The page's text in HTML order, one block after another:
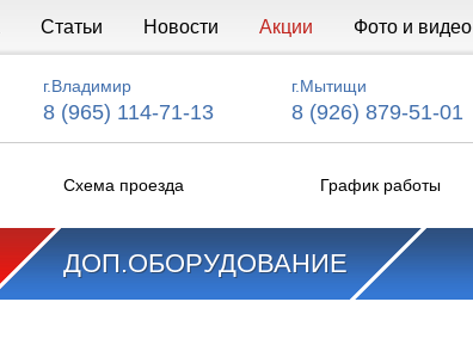
Статьи Новости Акции Фото и видео
г.Владимир
8 (965) 114-71-13
г.Мытищи
8 (926) 879-51-01
Схема проезда График работы
ДОП.ОБОРУДОВАНИЕ